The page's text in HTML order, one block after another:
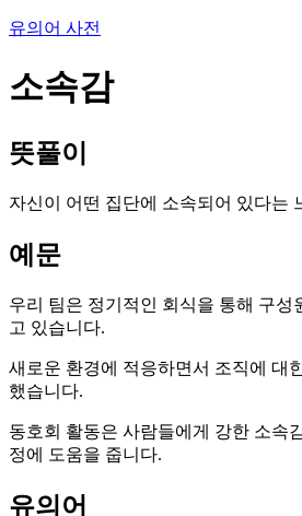
유의어 사전
소속감
뜻풀이
자신이 어떤 집단에 소속되어 있다는
예문
우리 팀은 정기적인 회식을 통해 구성
고 있습니다.
새로운 환경에 적응하면서 조직에 대
했습니다.
동호회 활동은 사람들에게 강한 소속
정에 도움을 줍니다.
유의어